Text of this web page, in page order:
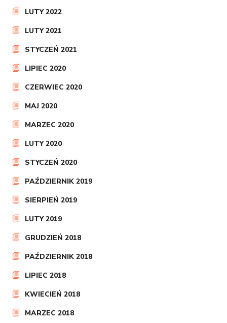
LUTY 2022
LUTY 2021
STYCZEŃ 2021
LIPIEC 2020
CZERWIEC 2020
MAJ 2020
MARZEC 2020
LUTY 2020
STYCZEŃ 2020
PAŹDZIERNIK 2019
SIERPIEŃ 2019
LUTY 2019
GRUDZIEŃ 2018
PAŹDZIERNIK 2018
LIPIEC 2018
KWIECIEŃ 2018
MARZEC 2018